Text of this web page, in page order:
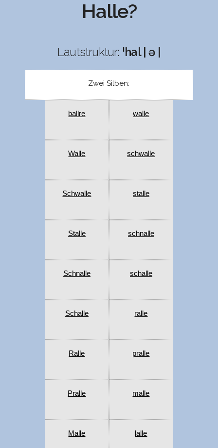
Halle?
Lautstruktur: ˈhal | ə |
Zwei Silben:
ballre walle
Walle schwalle
Schwalle stalle
Stalle schnalle
Schnalle schalle
Schalle ralle
Ralle pralle
Pralle malle
Malle lalle